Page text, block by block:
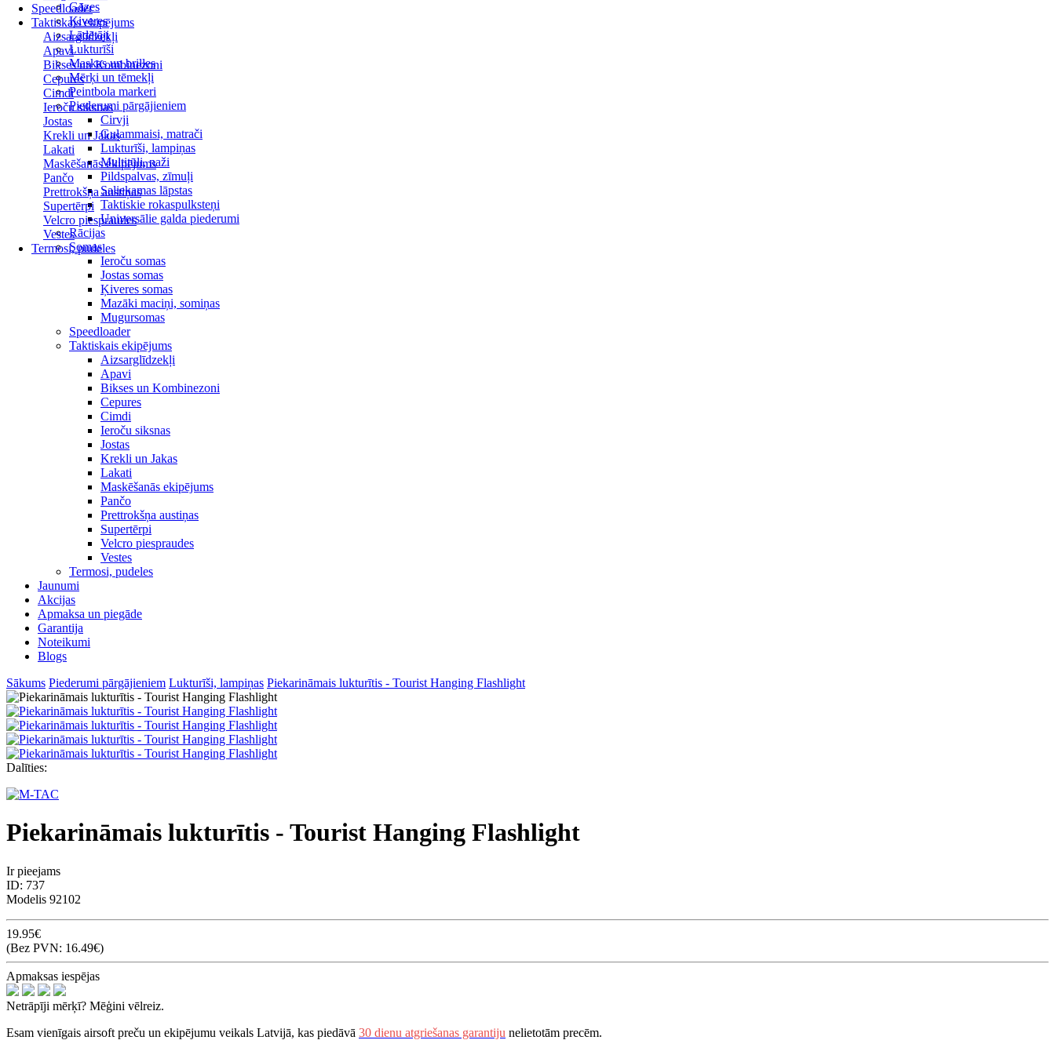
Speedloader
Taktiskais ekipējums
Aizsarglīdzekļi
Apavi
Bikses un Kombinezoni
Cepures
Cimdi
Ieroču siksnas
Jostas
Krekli un Jakas
Lakati
Maskēšanās ekipējums
Pančo
Prettrokšņa austiņas
Supertērpi
Velcro piespraudes
Vestes
Termosi, pudeles
Gāzes
Ķiveres
Lādētāji
Lukturīši
Maskas un brilles
Mērķi un tēmekļi
Peintbola markeri
Piederumi pārgājieniem
Cirvji
Guļammaisi, matrači
Lukturīši, lampiņas
Multitūli, naži
Pildspalvas, zīmuļi
Saliekamas lāpstas
Taktiskie rokaspulksteņi
Universālie galda piederumi
Rācijas
Somas
Ieroču somas
Jostas somas
Ķiveres somas
Mazāki maciņi, somiņas
Mugursomas
Speedloader
Taktiskais ekipējums
Aizsarglīdzekļi
Apavi
Bikses un Kombinezoni
Cepures
Cimdi
Ieroču siksnas
Jostas
Krekli un Jakas
Lakati
Maskēšanās ekipējums
Pančo
Prettrokšņa austiņas
Supertērpi
Velcro piespraudes
Vestes
Termosi, pudeles
Jaunumi
Akcijas
Apmaksa un piegāde
Garantija
Noteikumi
Blogs
Sākums Piederumi pārgājieniem Lukturīši, lampiņas Piekarināmais lukturītis - Tourist Hanging Flashlight
Dalīties:
Piekarināmais lukturītis - Tourist Hanging Flashlight
Ir pieejams
ID: 737
Modelis 92102
19.95€
(Bez PVN: 16.49€)
Apmaksas iespējas
Netrāpīji mērķī? Mēģini vēlreiz.
Esam vienīgais airsoft preču un ekipējumu veikals Latvijā, kas piedāvā 30 dienu atgriešanas garantiju nelietotām precēm.